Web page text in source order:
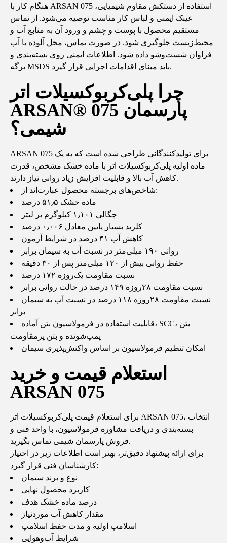
هنگام کار با ARSAN 075 استفاده از دستکش مقاوم شیمیایی،
عینک ایمنی و لباس کار مناسب توصیه می‌شود. از تماس
مستقیم محصول با پوست و چشم و ورود آن به منابع آب و
محیط‌زیست جلوگیری شود. در صورت تماس، محل آلوده با آب
فراوان شست‌وشو داده شود. اطلاعات ایمنی روی بسته‌بندی و
برگه MSDS باید مبنای اقدامات اجرایی قرار گیرد.
چرا پلی‌کربوکسیلات اتر
ARSAN® 075 پارسمان
شیمی؟
ARSAN 075 برای تولیدکنندگانی طراحی شده است که به یک
ماده اولیه پلی‌کربوکسیلات اتر با ماده خشک مشخص، قدرت
کاهش آب بالا و قابلیت افزایش زیاد روانی نیاز دارند.
شاخص‌های برجسته محصول عبارت‌اند از:
ماده خشک ۵۱٫۵ درصد
چگالی ۱٫۱۰۱ کیلوگرم بر لیتر
کلرید بسیار پایین معادل ۰٫۰۰۶ درصد
کاهش آب ۴۱ درصد در شرایط آزمون
روانی ۱۹۰ میلی‌متر در نسبت آب به سیمان برابر
حفظ روانی بیش از ۱۲۰ میلی‌متر پس از ۳۰ دقیقه
نسبت مقاومت یک‌روزه ۱۷۲ درصد
نسبت مقاومت ۲۸روزه ۱۴۹ درصد در حالت روانی برابر
نسبت مقاومت ۲۸روزه ۱۱۸ درصد در نسبت آب به سیمان
برابر
قابلیت استفاده در فرمولاسیون بتن آماده، SCC، بتن
پمپ‌شونده و بتن پرمقاومت
امکان تنظیم فرمولاسیون بر اساس واکنش‌پذیری سیمان
استعلام قیمت و خرید
ARSAN 075
برای استعلام قیمت پلی‌کربوکسیلات اتر ARSAN 075، انتخاب
بسته‌بندی و دریافت مشاوره فرمولاسیون، با واحد فنی و
فروش پارسمان شیمی تماس بگیرید.
برای ارائه پیشنهاد دقیق‌تر، بهتر است اطلاعات زیر در اختیار
کارشناسان فنی قرار گیرد:
نوع و برند سیمان
کاربرد محصول نهایی
درصد ماده خشک هدف
مقدار کاهش آب موردنیاز
اسلامپ اولیه و مدت حفظ اسلامپ
شرایط آب‌وهوایی